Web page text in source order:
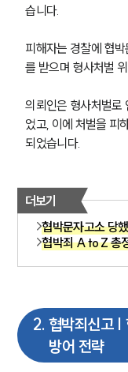
습니다.
피해자는 경찰에 협
를 받으며 형사처벌
의뢰인은 형사처벌로
었고, 이에 처벌을 피
되었습니다.
더보기
협박문자고소 당
협박죄 A to Z 총
2. 협박죄신고 |
방어 전략